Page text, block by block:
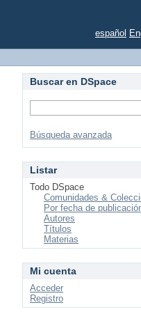
español
Buscar en DSpace
Búsqueda avanzada
Listar
Todo DSpace
Comunidades &
Por fecha de
Autores
Títulos
Materias
Mi cuenta
Acceder
Registro